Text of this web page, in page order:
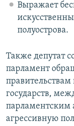
Выражает
полуострова.
Также депутат
парламент
государств,
парламентским
агрессивную